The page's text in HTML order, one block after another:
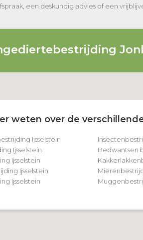
een deskundig advies of een
weten over de
Ijsselstein
Ijsselstein
Ijsselstein
Ijsselstein
Ijsselstein
Bedwantsen